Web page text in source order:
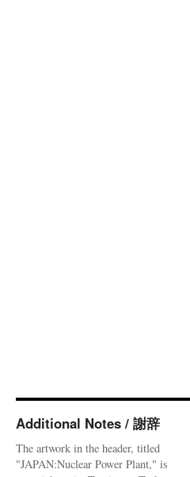
Additional Notes / 謝辞
The artwork in the header, titled
"JAPAN:Nuclear Power Plant," is